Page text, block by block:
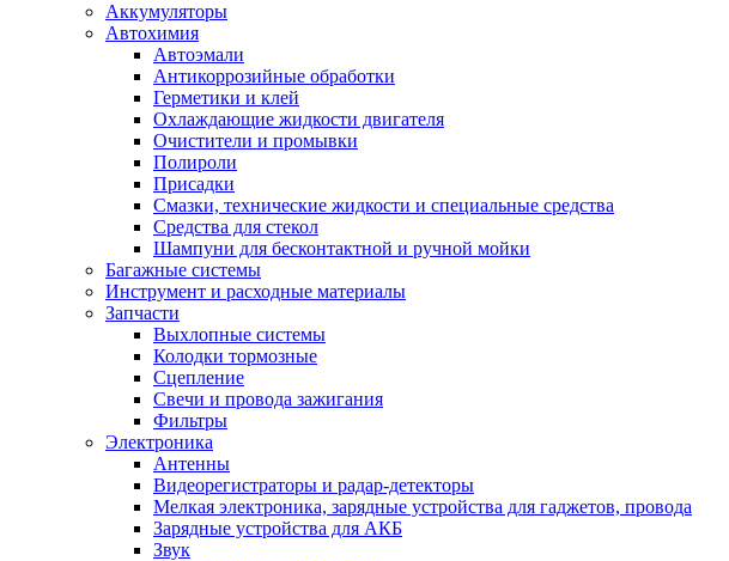
Аккумуляторы
Автохимия
Автоэмали
Антикоррозийные обработки
Герметики и клей
Охлаждающие жидкости двигателя
Очистители и промывки
Полироли
Присадки
Смазки, технические жидкости и специальные средства
Средства для стекол
Шампуни для бесконтактной и ручной мойки
Багажные системы
Инструмент и расходные материалы
Запчасти
Выхлопные системы
Колодки тормозные
Сцепление
Свечи и провода зажигания
Фильтры
Электроника
Антенны
Видеорегистраторы и радар-детекторы
Мелкая электроника, зарядные устройства для гаджетов, провода
Зарядные устройства для АКБ
Звук